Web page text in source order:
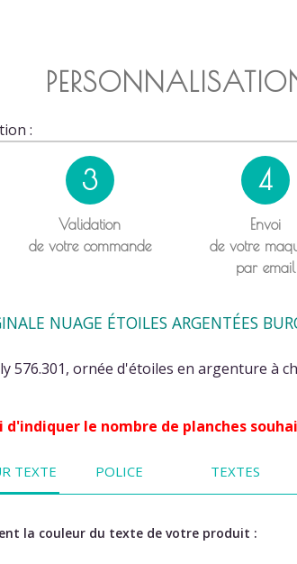
:
3
Validation
de votre commande
4
Envoi
de votre
par email
NUAGE ÉTOILES ARGENTÉES
576.301, ornée d'étoiles en argenture à
le nombre de planches
TEXTE POLICE TEXTES
la couleur du texte de votre produit :